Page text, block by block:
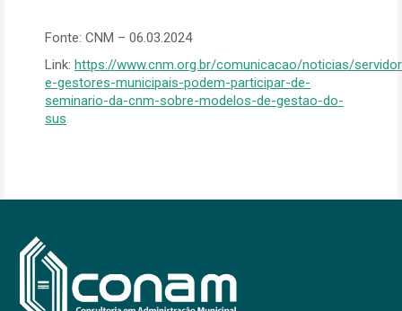
Fonte: CNM – 06.03.2024
Link: https://www.cnm.org.br/comunicacao/noticias/
e-gestores-municipais-podem-participar-de-
seminario-da-cnm-sobre-modelos-de-gestao-do-
sus